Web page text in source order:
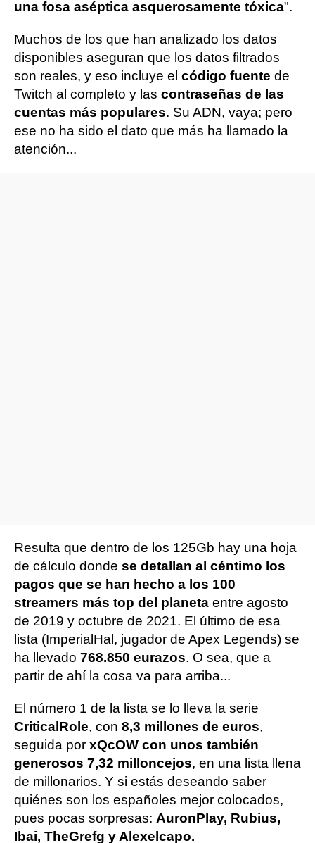
una fosa aséptica asquerosamente tóxica".
Muchos de los que han analizado los datos
disponibles aseguran que los datos filtrados
son reales, y eso incluye el código fuente de
Twitch al completo y las contraseñas de las
cuentas más populares. Su ADN, vaya; pero
ese no ha sido el dato que más ha llamado la
atención...
Resulta que dentro de los 125Gb hay una hoja
de cálculo donde se detallan al céntimo los
pagos que se han hecho a los 100
streamers más top del planeta entre agosto
de 2019 y octubre de 2021. El último de esa
lista (ImperialHal, jugador de Apex Legends) se
ha llevado 768.850 eurazos. O sea, que a
partir de ahí la cosa va para arriba...
El número 1 de la lista se lo lleva la serie
CriticalRole, con 8,3 millones de euros,
seguida por xQcOW con unos también
generosos 7,32 milloncejos, en una lista llena
de millonarios. Y si estás deseando saber
quiénes son los españoles mejor colocados,
pues pocas sorpresas: AuronPlay, Rubius,
Ibai, TheGrefg y Alexelcapo.